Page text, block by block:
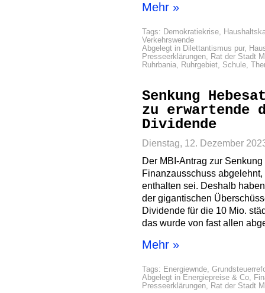
Mehr »
Tags: Demokratiekrise,
Verkehrswende
Abgelegt in Dilettantismus pur,
Presseerklärungen, Rat der Stadt
Ruhrbania, Ruhrgebiet, Schule,
Senkung
zu erwartende
Dividende
Dienstag, 12. Dezember
Der MBI-Antrag zur
Finanzausschuss
enthalten sei. Deshalb
der gigantischen
Dividende für die 10 Mio.
das wurde von fast allen
Mehr »
Tags: Energiewnde,
Abgelegt in Energiepreise & Co,
Presseerklärungen, Rat der Stadt